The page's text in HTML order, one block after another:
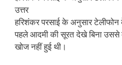
उत्तर
हरिशंकर परसाई के अनुसार
पहले आदमी की सूरत देखे बिना उससे
खोज नहीं हुई थी।